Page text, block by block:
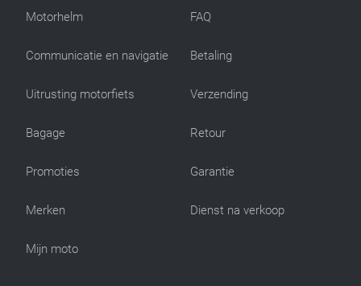
Motorhelm
Communicatie en navigatie
Uitrusting motorfiets
Bagage
Promoties
Merken
Mijn moto
FAQ
Betaling
Verzending
Retour
Garantie
Dienst na verkoop